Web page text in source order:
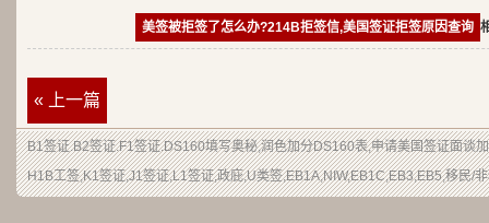
美签被拒签了怎么办?214B拒签信,美国签证拒签原因查询
« 上一篇
B1签证.B2签证.F1签证.DS160填写奥秘,润色加分DS160表,申请美国签证面谈
H1B工签,K1签证,J1签证,L1签证,政庇,U类签,EB1A,NIW,EB1C,EB3,EB5,移民/